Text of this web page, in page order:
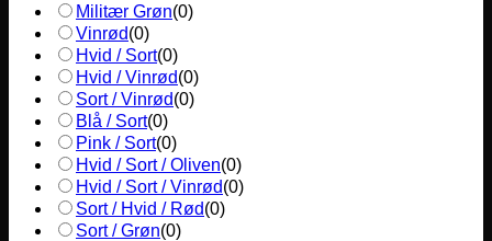
Militær Grøn(0)
Vinrød(0)
Hvid / Sort(0)
Hvid / Vinrød(0)
Sort / Vinrød(0)
Blå / Sort(0)
Pink / Sort(0)
Hvid / Sort / Oliven(0)
Hvid / Sort / Vinrød(0)
Sort / Hvid / Rød(0)
Sort / Grøn(0)